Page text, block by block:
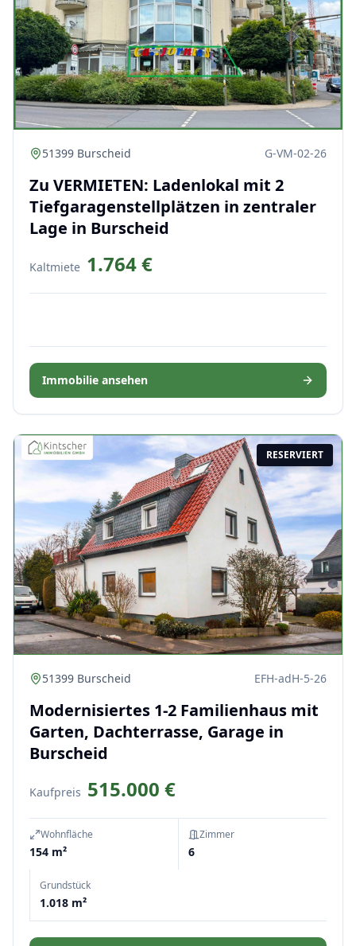
51399 Burscheid G-VM-02-26
Zu VERMIETEN: Ladenlokal mit 2
Tiefgaragenstellplätzen in zentraler
Lage in Burscheid
Kaltmiete 1.764 €
Immobilie ansehen
RESERVIERT
51399 Burscheid EFH-adH-5-26
Modernisiertes 1-2 Familienhaus mit
Garten, Dachterrasse, Garage in
Burscheid
Kaufpreis 515.000 €
Wohnfläche
154 m²
Zimmer
6
Grundstück
1.018 m²